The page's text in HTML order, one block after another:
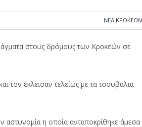
ΝΈΑ ΚΡΟΚΕΏΝ
στους δρόμους των Κροκεών σε
τον έκλεισαν τελείως με τα τσουβάλια
αστυνομία η οποία ανταποκρίθηκε άμεσα